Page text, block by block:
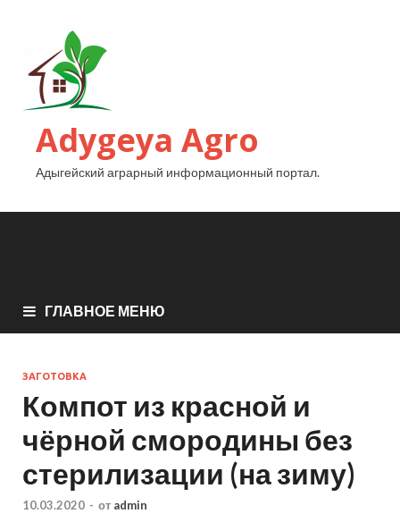
Adygeya Agro
Адыгейский аграрный информационный портал.
ГЛАВНОЕ МЕНЮ
ЗАГОТОВКА
Компот из красной и
чёрной смородины без
стерилизации (на зиму)
10.03.2020 - от admin